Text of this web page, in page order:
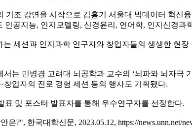
조 강연을 시작으로 김홍기 서울대 빅데이터 혁신
공지능, 인지모델링, 신경윤리, 언어학, 인지신경과
세션과 인지과학 연구자와 창업자들의 생생한 현
는 민병경 고려대 뇌공학과 교수의 ‘뇌파와 뇌자극
업자의 진로 경험 세션 등의 행사도 기획됐다.
및 포스터 발표자를 통해 우수연구자를 선정한다.
한국대학신문, 2023.05.12, https://news.unn.net/